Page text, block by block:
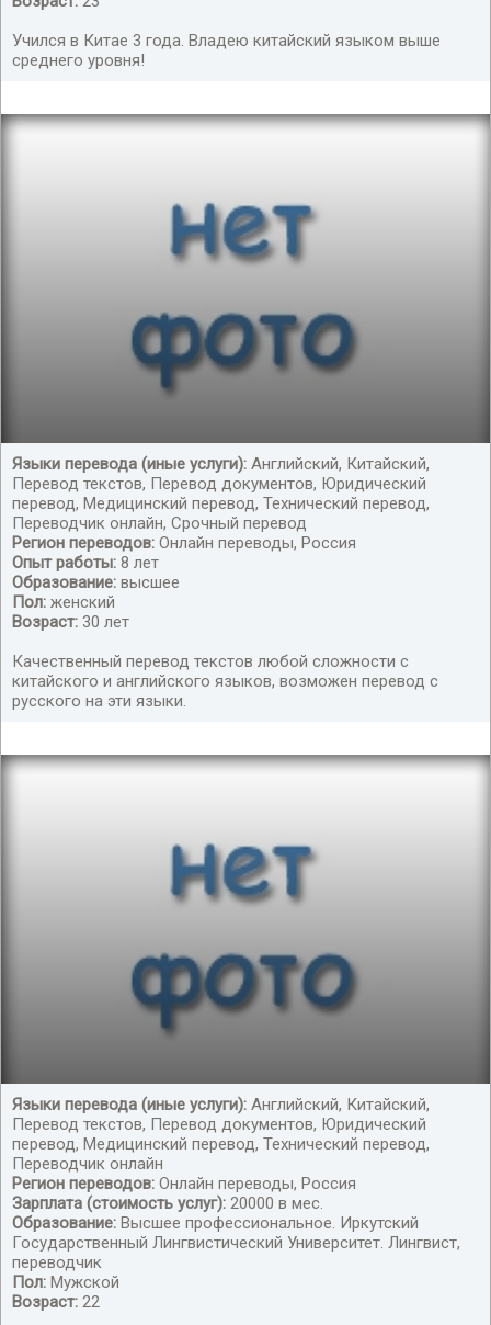
Учился в Китае 3 года. Владею китайский языком выше
среднего уровня!
Перевод текстов любой сложности
Языки перевода (иные услуги): Английский, Китайский,
Перевод текстов, Перевод документов, Юридический
перевод, Медицинский перевод, Технический перевод,
Переводчик онлайн, Срочный перевод
Регион переводов: Онлайн переводы, Россия
Опыт работы: 8 лет
Образование: высшее
Пол: женский
Возраст: 30 лет
Качественный перевод текстов любой сложности с
китайского и английского языков, возможен перевод с
русского на эти языки.
Переводчик китайского
Языки перевода (иные услуги): Английский, Китайский,
Перевод текстов, Перевод документов, Юридический
перевод, Медицинский перевод, Технический перевод,
Переводчик онлайн
Регион переводов: Онлайн переводы, Россия
Зарплата (стоимость услуг): 20000 в мес.
Образование: Высшее профессиональное. Иркутский
Государственный Лингвистический Университет. Лингвист,
переводчик
Пол: Мужской
Возраст: 22